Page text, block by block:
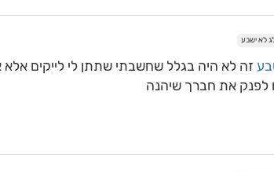
לא ישבע
זה לא היה בגלל שחשבתי שתתן לי לייקים
את חברך שיהנה